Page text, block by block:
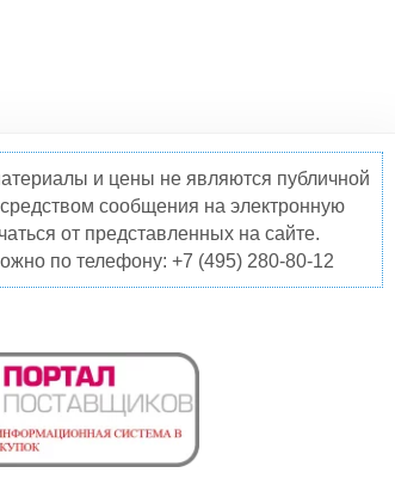
и цены не являются публичной
сообщения на электронную
от представленных на сайте.
по телефону: +7 (495) 280-80-12